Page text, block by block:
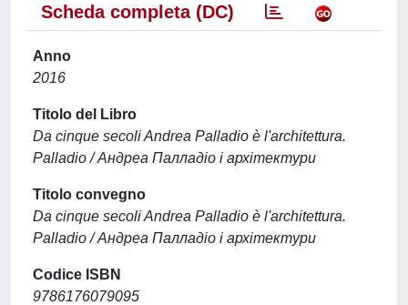
Scheda completa (DC)
Anno
2016
Titolo del Libro
Da cinque secoli Andrea Palladio è l'architettura.
Palladio / Андреа Палладіо і архітектури
Titolo convegno
Da cinque secoli Andrea Palladio è l'architettura.
Palladio / Андреа Палладіо і архітектури
Codice ISBN
9786176079095